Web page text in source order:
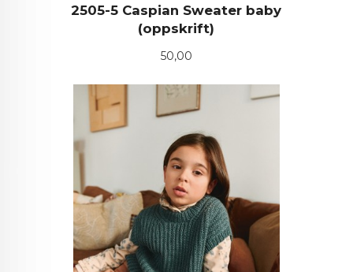
2505-5 Caspian Sweater baby
(oppskrift)
Pris
50,00